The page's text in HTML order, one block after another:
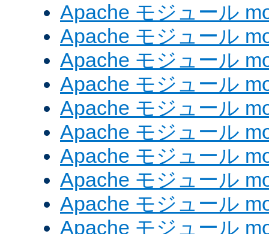
Apache モジュール
Apache モジュール
Apache モジュール
Apache モジュール
Apache モジュール
Apache モジュール
Apache モジュール
Apache モジュール
Apache モジュール
Apache モジュール